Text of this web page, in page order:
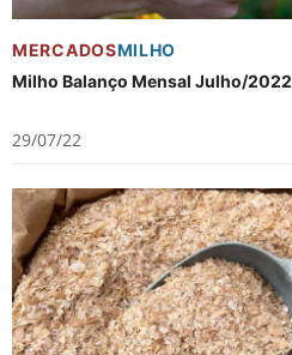
MERCADOSMILHO
Milho Balanço Mensal Julho/2022
29/07/22